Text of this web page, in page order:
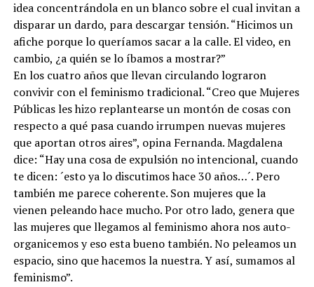
idea concentrándola en un blanco sobre el cual invitan a
disparar un dardo, para descargar tensión. “Hicimos un
afiche porque lo queríamos sacar a la calle. El video, en
cambio, ¿a quién se lo íbamos a mostrar?”
En los cuatro años que llevan circulando lograron
convivir con el feminismo tradicional. “Creo que Mujeres
Públicas les hizo replantearse un montón de cosas con
respecto a qué pasa cuando irrumpen nuevas mujeres
que aportan otros aires”, opina Fernanda. Magdalena
dice: “Hay una cosa de expulsión no intencional, cuando
te dicen: ´esto ya lo discutimos hace 30 años…´. Pero
también me parece coherente. Son mujeres que la
vienen peleando hace mucho. Por otro lado, genera que
las mujeres que llegamos al feminismo ahora nos auto-
organicemos y eso esta bueno también. No peleamos un
espacio, sino que hacemos la nuestra. Y así, sumamos al
feminismo”.